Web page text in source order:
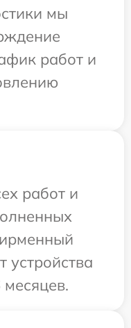
мы
работ и
работ и
устройства